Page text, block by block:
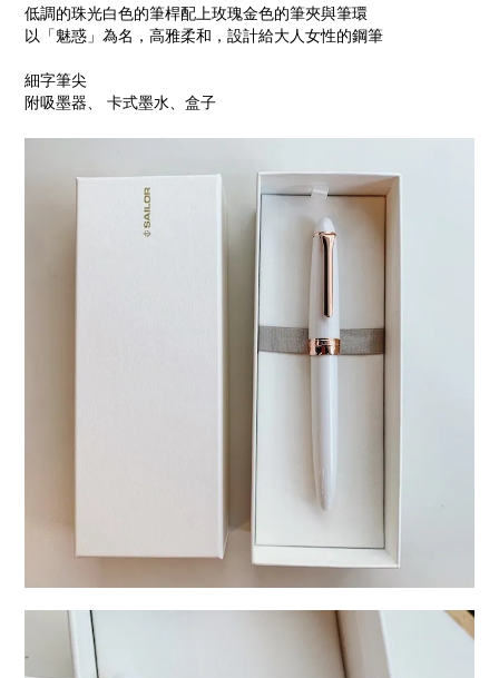
低調的珠光白色的筆桿配上玫瑰金色的筆夾與筆環
以「魅惑」為名，高雅柔和，設計給大人女性的鋼筆
細字筆尖
附吸墨器、 卡式墨水、盒子